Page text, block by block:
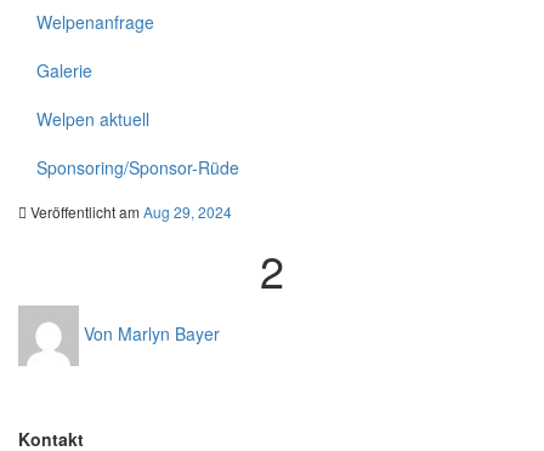
Welpenanfrage
Galerie
Welpen aktuell
Sponsoring/Sponsor-Rüde
Veröffentlicht am Aug 29, 2024
2
Von Marlyn Bayer
Kontakt